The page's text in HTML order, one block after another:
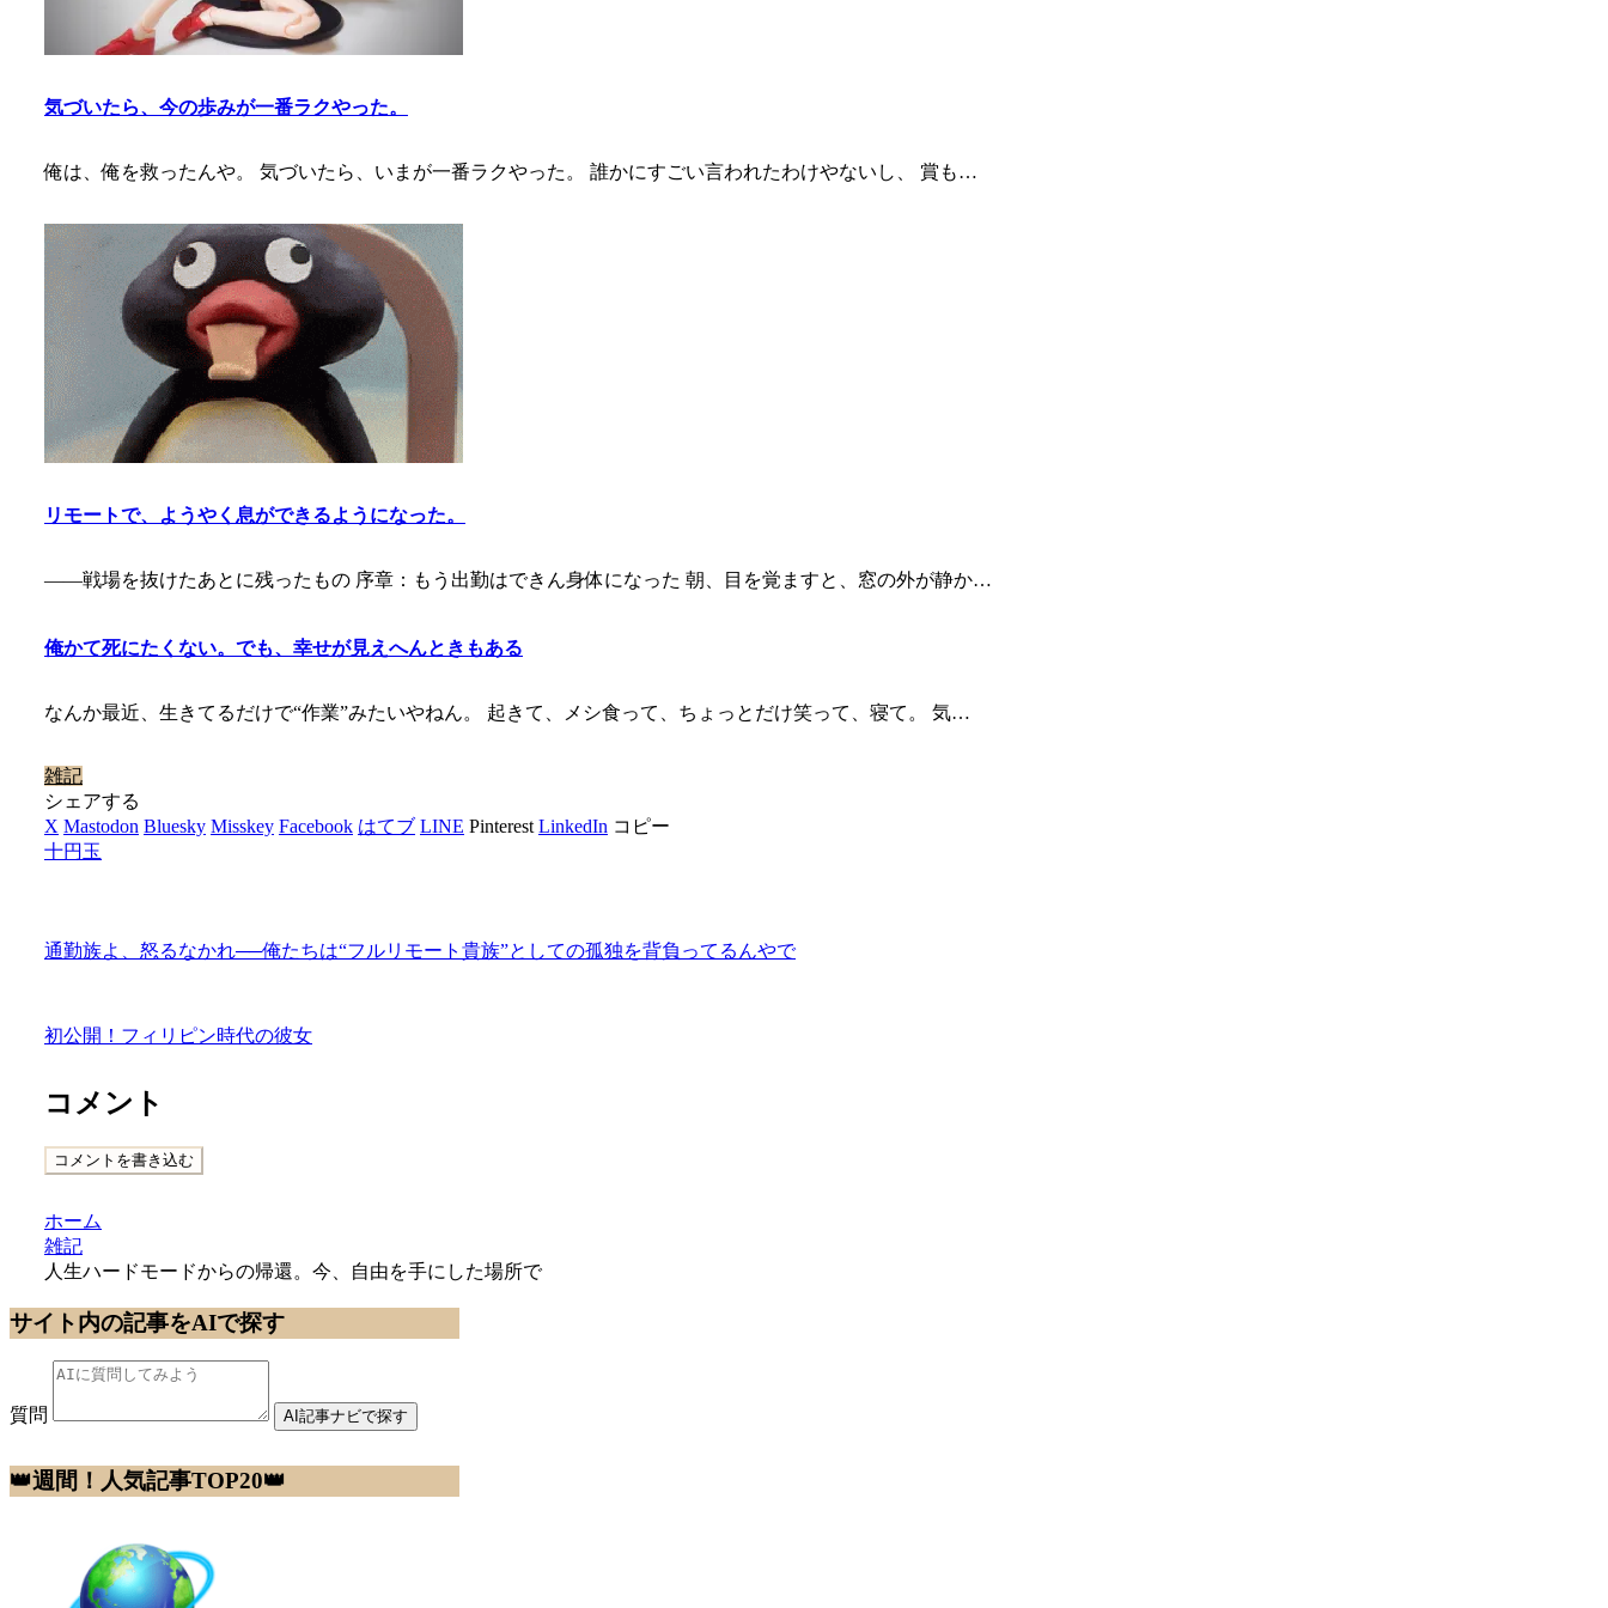
気づいたら、今の歩みが一番ラクやった。
俺は、俺を救ったんや。 気づいたら、いまが一番ラクやった。 誰かにすごい言われたわけやないし、 賞も…
リモートで、ようやく息ができるようになった。
――戦場を抜けたあとに残ったもの 序章：もう出勤はできん身体になった 朝、目を覚ますと、窓の外が静か…
俺かて死にたくない。でも、幸せが見えへんときもある
なんか最近、生きてるだけで“作業”みたいやねん。 起きて、メシ食って、ちょっとだけ笑って、寝て。 気…
雑記
シェアする
X Mastodon Bluesky Misskey Facebook はてブ LINE Pinterest LinkedIn コピー
十円玉
通勤族よ、怒るなかれ──俺たちは“フルリモート貴族”としての孤独を背負ってるんやで
初公開！フィリピン時代の彼女
コメント
コメントを書き込む
ホーム
雑記
人生ハードモードからの帰還。今、自由を手にした場所で
サイト内の記事をAIで探す
質問 AI記事ナビで探す
👑週間！人気記事TOP20👑